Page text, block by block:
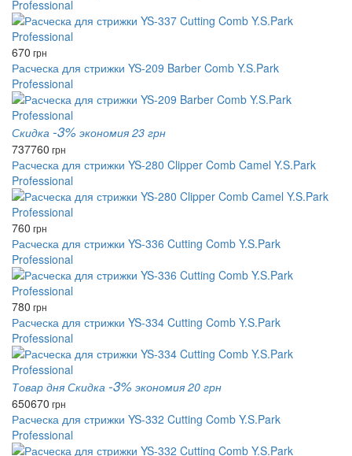
Professional
670 грн
Расческа для стрижки YS-209 Barber Comb Y.S.Park
Professional
Скидка -3% экономия 23 грн
737760 грн
Расческа для стрижки YS-280 Clipper Comb Camel Y.S.Park
Professional
760 грн
Расческа для стрижки YS-336 Cutting Comb Y.S.Park
Professional
780 грн
Расческа для стрижки YS-334 Cutting Comb Y.S.Park
Professional
Товар дня Скидка -3% экономия 20 грн
650670 грн
Расческа для стрижки YS-332 Cutting Comb Y.S.Park
Professional